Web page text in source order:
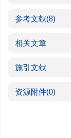
参考文献(8)
相关文章
施引文献
资源附件(0)